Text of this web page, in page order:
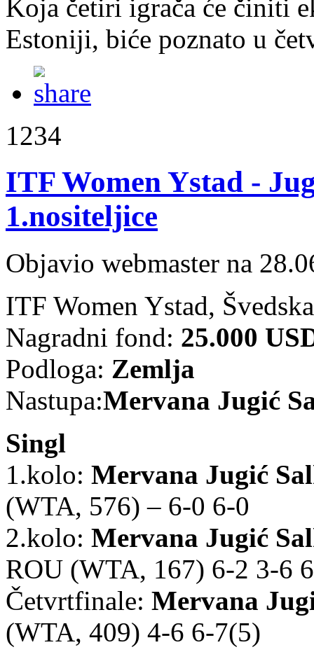
Koja četiri igrača će činiti
Estoniji, biće poznato u
1234
ITF Women Ystad -
1.nositeljice
Objavio webmaster na
ITF Women Ystad,
Nagradni fond: 25.000
Podloga: Zemlja
Nastupa:Mervana Jugić
Singl
1.kolo: Mervana Jugić
(WTA, 576) – 6-0 6-0
2.kolo: Mervana Jugić
ROU (WTA, 167) 6-2 3-6
Četvrtfinale: Mervana
(WTA, 409) 4-6 6-7(5)